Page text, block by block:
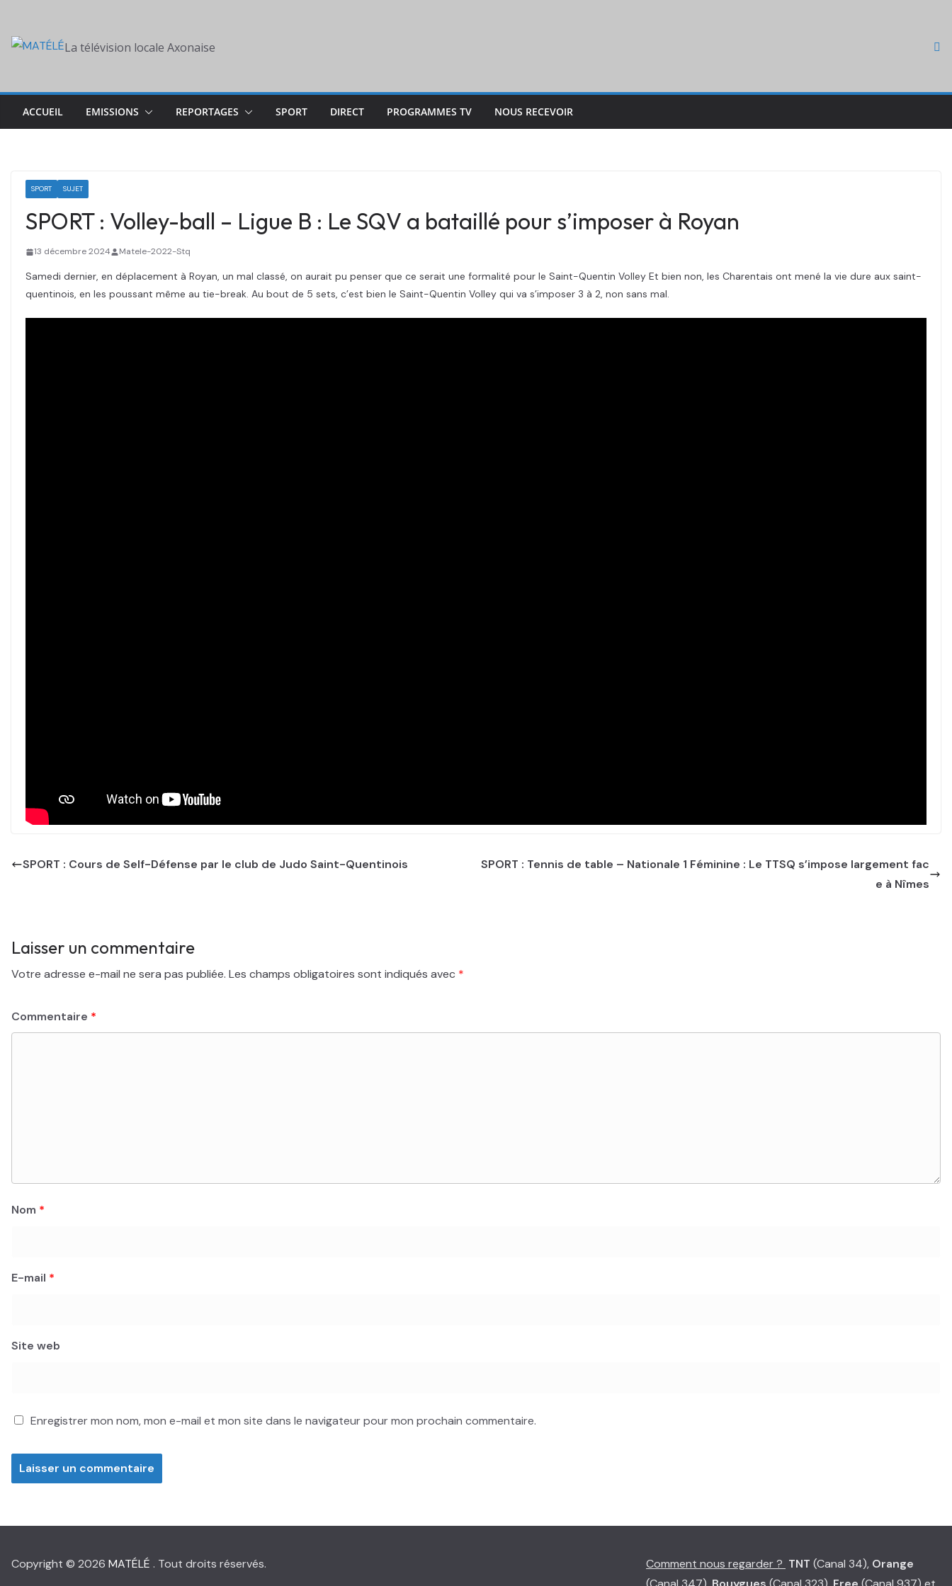
content
La télévision locale Axonaise
ACCUEIL EMISSIONS REPORTAGES SPORT DIRECT PROGRAMMES TV NOUS RECEVOIR
SPORT SUJET
SPORT : Volley-ball – Ligue B : Le SQV a bataillé pour s’imposer à Royan
13 décembre 2024 Matele-2022-Stq
Samedi dernier, en déplacement à Royan, un mal classé, on aurait pu penser que ce serait une formalité pour le Saint-Quentin Volley Et bien non, les Charentais ont mené la vie dure aux saint-
quentinois, en les poussant même au tie-break. Au bout de 5 sets, c’est bien le Saint-Quentin Volley qui va s’imposer 3 à 2, non sans mal.
SPORT : Cours de Self-Défense par le club de Judo Saint-Quentinois
SPORT : Tennis de table – Nationale 1 Féminine : Le TTSQ s’impose largement fac
e à Nîmes
Laisser un commentaire
Votre adresse e-mail ne sera pas publiée. Les champs obligatoires sont indiqués avec *
Commentaire *
Nom *
E-mail *
Site web
Enregistrer mon nom, mon e-mail et mon site dans le navigateur pour mon prochain commentaire.
Copyright © 2026 MATÉLÉ . Tout droits réservés. Comment nous regarder ? TNT (Canal 34), Orange